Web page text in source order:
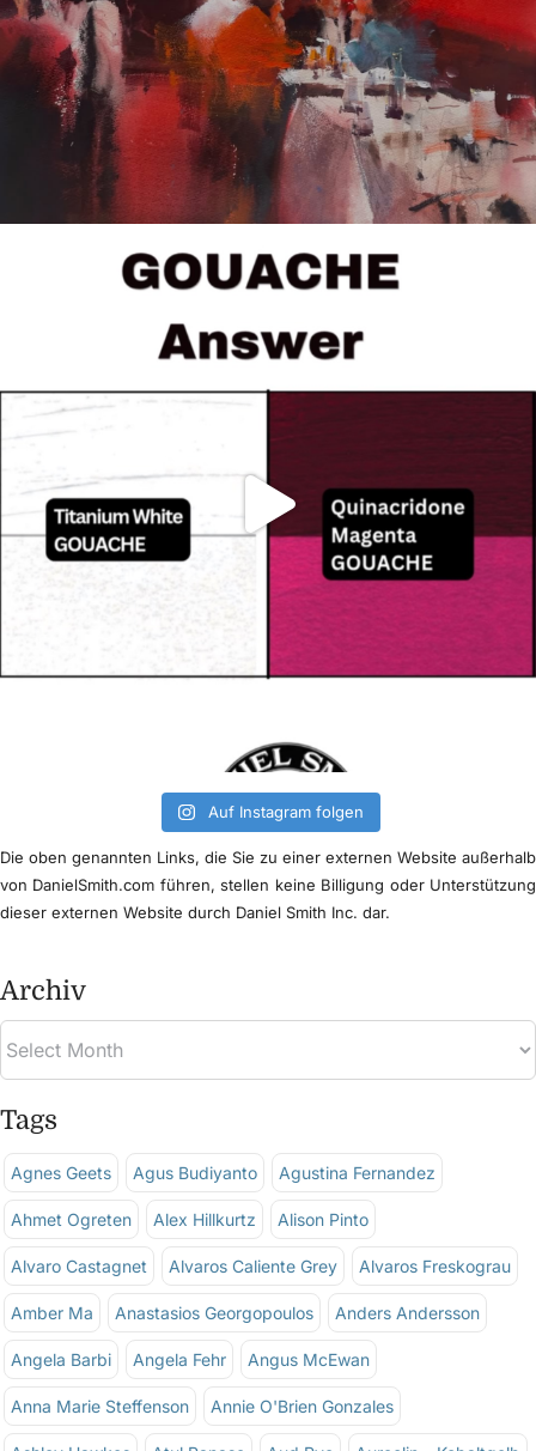
Auf Instagram folgen
Die oben genannten Links, die Sie zu einer externen Website außerhalb
von DanielSmith.com führen, stellen keine Billigung oder Unterstützung
dieser externen Website durch Daniel Smith Inc. dar.
Archiv
Tags
Agnes Geets Agus Budiyanto Agustina Fernandez
Ahmet Ogreten Alex Hillkurtz Alison Pinto
Alvaro Castagnet Alvaros Caliente Grey Alvaros Freskograu
Amber Ma Anastasios Georgopoulos Anders Andersson
Angela Barbi Angela Fehr Angus McEwan
Anna Marie Steffenson Annie O'Brien Gonzales